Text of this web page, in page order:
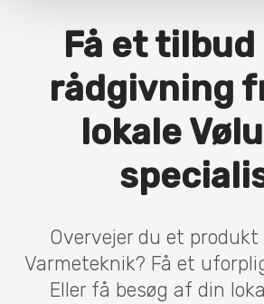
Få et
rådgivning
lokale
Overvejer du et produkt
Varmeteknik? Få et
Eller få besøg af din